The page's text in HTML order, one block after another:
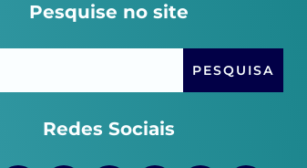
Pesquise no site
Redes Sociais